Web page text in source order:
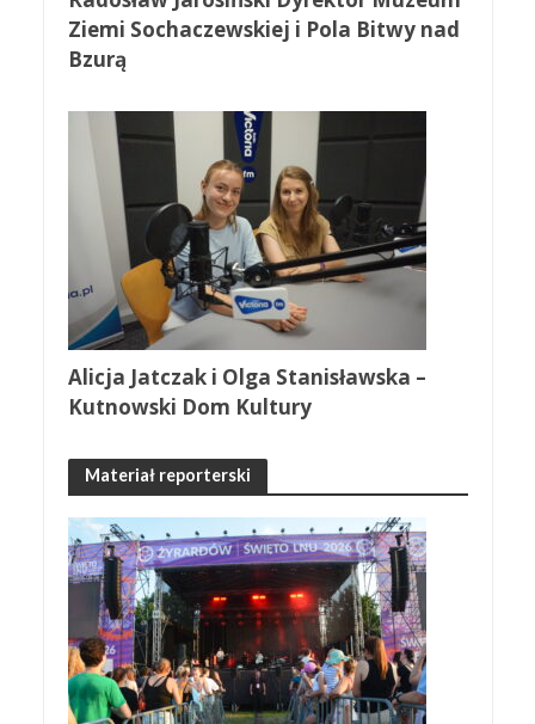
Ziemi Sochaczewskiej i Pola Bitwy nad
Bzurą
Alicja Jatczak i Olga Stanisławska –
Kutnowski Dom Kultury
Materiał reporterski